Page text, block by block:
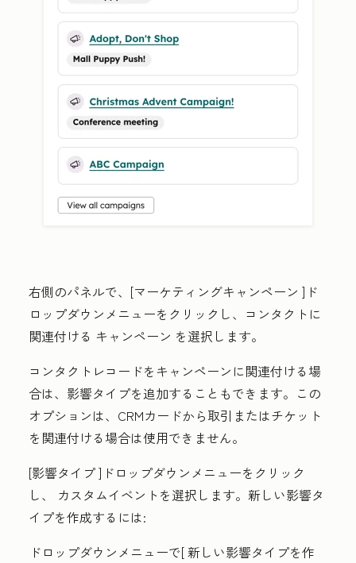
右側のパネルで、[マーケティングキャンペーン ]ド
ロップダウンメニューをクリックし、コンタクトに
関連付ける キャンペーン を選択します。
コンタクトレコードをキャンペーンに関連付ける場
合は、影響タイプを追加することもできます。この
オプションは、CRMカードから取引またはチケット
を関連付ける場合は使用できません。
[影響タイプ]ドロップダウンメニューをクリック
し、 カスタムイベントを選択します。新しい影響タ
イプを作成するには:
ドロップダウンメニューで[新しい影響タイプを作